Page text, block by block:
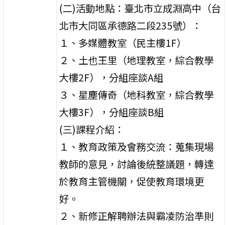
(二)活動地點：臺北市立成淵高中（台
北市大同區承德路二段235號）：
１、多媒體教室（民主樓1F）
２、土也王里（地理教室，綜合教學
大樓2F），分組座談A組
３、星塵傳奇（地科教室，綜合教學
大樓3F），分組座談B組
(三)課程介紹：
１、教育政策及會務交流：蒐集現場
教師的意見，討論後統整議題，轉達
於教育主管機關，促使教育環境更
好。
２、新修正解聘辦法與霸凌防治準則